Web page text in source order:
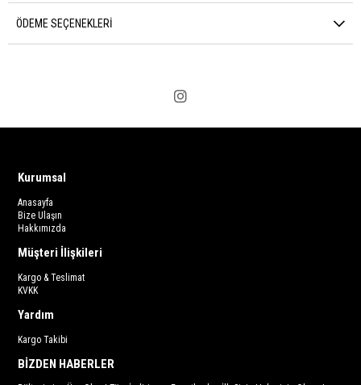
ÖDEME SEÇENEKLERI
Kurumsal
Anasayfa
Bize Ulaşın
Hakkımızda
Müşteri İlişkileri
Kargo & Teslimat
KVKK
Yardım
Kargo Takibi
BİZDEN HABERLER